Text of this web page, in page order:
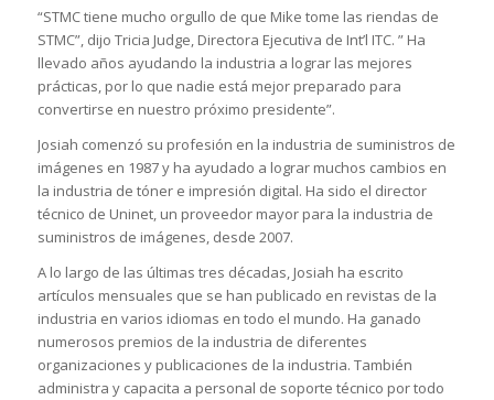
“STMC tiene mucho orgullo de que Mike tome las riendas de
STMC”, dijo Tricia Judge, Directora Ejecutiva de Int’l ITC. ” Ha
llevado años ayudando la industria a lograr las mejores
prácticas, por lo que nadie está mejor preparado para
convertirse en nuestro próximo presidente”.
Josiah comenzó su profesión en la industria de suministros de
imágenes en 1987 y ha ayudado a lograr muchos cambios en
la industria de tóner e impresión digital. Ha sido el director
técnico de Uninet, un proveedor mayor para la industria de
suministros de imágenes, desde 2007.
A lo largo de las últimas tres décadas, Josiah ha escrito
artículos mensuales que se han publicado en revistas de la
industria en varios idiomas en todo el mundo. Ha ganado
numerosos premios de la industria de diferentes
organizaciones y publicaciones de la industria. También
administra y capacita a personal de soporte técnico por todo